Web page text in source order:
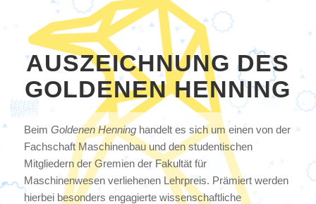
AUSZEICHNUNG DES
GOLDENEN HENNING
Beim Goldenen Henninghandelt es sich um einen von der
Fachschaft Maschinenbau und den studentischen
Mitgliedern der Gremien der Fakultät für
Maschinenwesen verliehenen Lehrpreis. Prämiert werden
hierbei besonders engagierte wissenschaftliche